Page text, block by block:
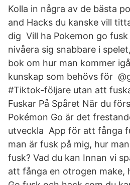
Kolla in några av de bästa
and Hacks du kanske vill
dig Vill ha Pokemon go
nivåera sig snabbare i
bok om hur man kommer
kunskap som behövs för
#Tiktok-följare utan att
Fuskar På Spåret När du
Pokémon Go är det
utveckla App för att fånga
man är fusk på mig, hur
fusk? Vad du kan Innan vi
att fånga en otrogen make,